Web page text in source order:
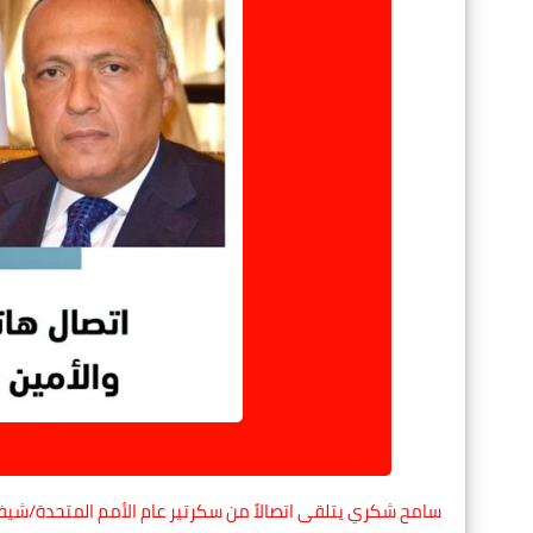
سامح شكري يتلقى اتصالاً من سكرتير عام الأمم المتحدة/